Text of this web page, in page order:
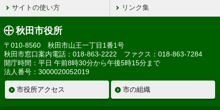
サイトの使い方 リンク集
秋田市役所
〒010-8560 秋田市山王一丁目1番1号
秋田市窓口案内電話：018-863-2222 ファクス：018-863-7284
開庁時間：平日 午前8時30分から午後5時15分まで
法人番号：3000020052019
市役所アクセス 市の組織